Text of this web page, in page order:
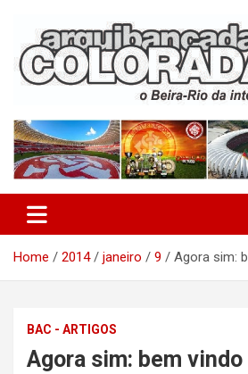
content
Arquibancada
Home 2014 janeiro 9 Agora sim:
BAC - ARTIGOS
Agora sim: bem vindo